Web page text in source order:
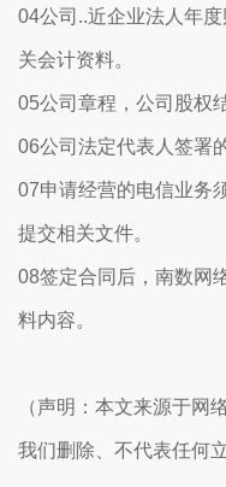
04公司..近企业法人年
关会计资料。
05公司章程，公司股权
06公司法定代表人签署
07申请经营的电信业务
提交相关文件。
08签定合同后，南数网
料内容。
（声明：本文来源于网
我们删除、不代表任何